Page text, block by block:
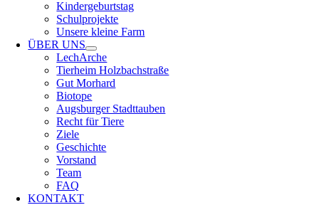
Kindergeburtstag
Schulprojekte
Unsere kleine Farm
ÜBER UNS
LechArche
Tierheim Holzbachstraße
Gut Morhard
Biotope
Augsburger Stadttauben
Recht für Tiere
Ziele
Geschichte
Vorstand
Team
FAQ
KONTAKT